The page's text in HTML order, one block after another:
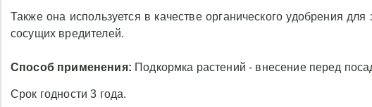
Также она используется в качестве органического удобрения
сосущих вредителей.
Способ применения: Подкормка растений - внесение перед
Срок годности 3 года.